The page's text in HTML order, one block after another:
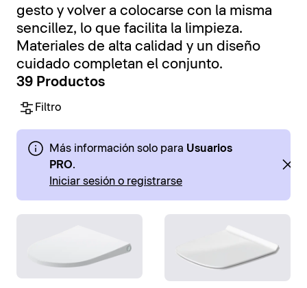
gesto y volver a colocarse con la misma
sencillez, lo que facilita la limpieza.
Materiales de alta calidad y un diseño
cuidado completan el conjunto.
39 Productos
Filtro
Más información solo para Usuarios
PRO.
Iniciar sesión o registrarse